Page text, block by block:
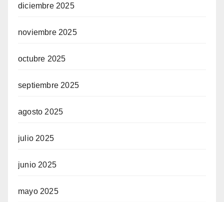
diciembre 2025
noviembre 2025
octubre 2025
septiembre 2025
agosto 2025
julio 2025
junio 2025
mayo 2025